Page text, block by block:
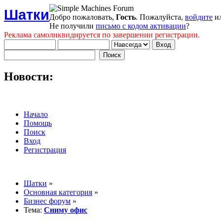
ШаткиДобро пожаловать, Гость. Пожалуйста, войдите
Не получили письмо с кодом активации?
Реклама самоликвидируется по завершении регистрации.
Новости:
Начало
Помощь
Поиск
Вход
Регистрация
Шатки »
Основная категория »
Бизнес форум »
Тема: Сниму офис